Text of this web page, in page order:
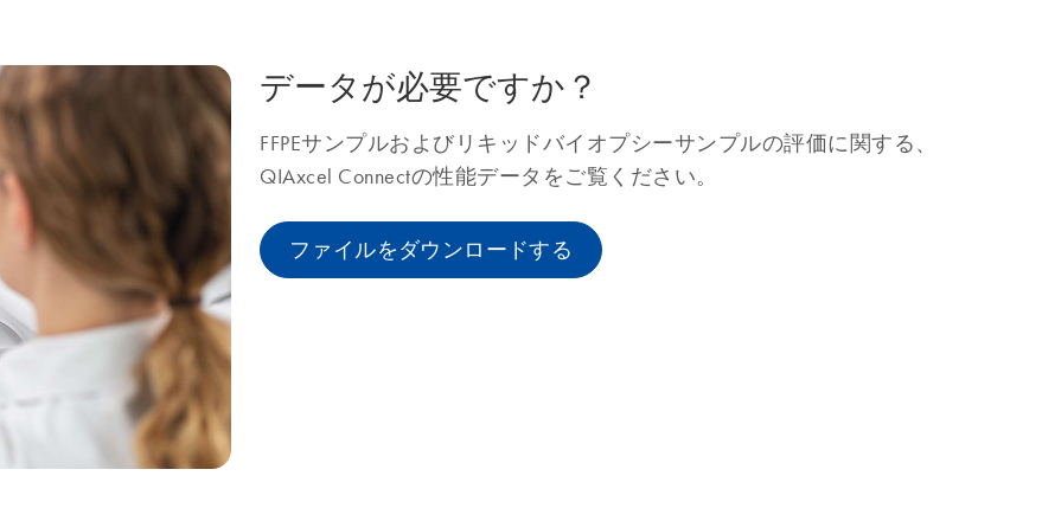
データが必要ですか？
FFPEサンプルおよびリキッドバイオプシーサンプルの評価に関する、
QIAxcel Connectの性能データをご覧ください。
ファイルをダウンロードする